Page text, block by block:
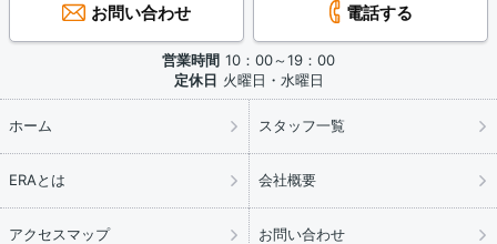
お問い合わせ 電話する
営業時間 10：00～19：00
定休日 火曜日・水曜日
ホーム スタッフ一覧
ERAとは 会社概要
アクセスマップ お問い合わせ